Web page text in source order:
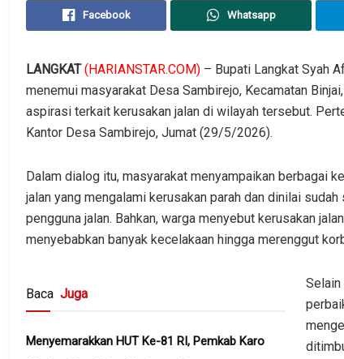
Facebook Whatsapp
LANGKAT(HARIANSTAR.COM) – Bupati Langkat Syah
menemui masyarakat Desa Sambirejo, Kecamatan
aspirasi terkait kerusakan jalan di wilayah tersebut.
Kantor Desa Sambirejo, Jumat (29/5/2026).
Dalam dialog itu, masyarakat menyampaikan berbagai
jalan yang mengalami kerusakan parah dan dinilai sudah
pengguna jalan. Bahkan, warga menyebut kerusakan
menyebabkan banyak kecelakaan hingga merenggut
Baca Juga
Menyemarakkan HUT Ke-81 RI, Pemkab Karo